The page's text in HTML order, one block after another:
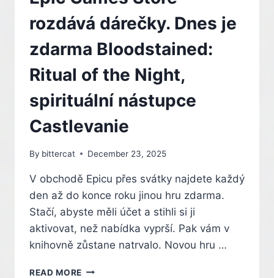
2025.
TOTO
JSOU
NEJOBLÍBENĚJŠÍ
HRY
PRO
PC
rozdává dárečky. Dnes je
zdarma Bloodstained:
Ritual of the Night,
spirituální nástupce
Castlevanie
By bittercat December 23, 2025
V obchodě Epicu přes svátky najdete každý
den až do konce roku jinou hru zdarma.
Stačí, abyste měli účet a stihli si ji
aktivovat, než nabídka vyprší. Pak vám v
knihovně zůstane natrvalo. Novou hru …
READ MORE EPIC